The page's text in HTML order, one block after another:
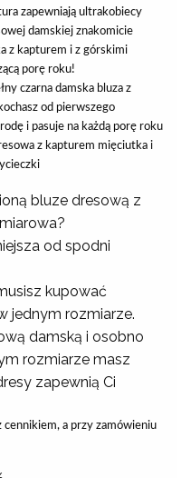
zapewniają ultrakobiecy
damskiej znakomicie
z kapturem i z górskimi
porę roku!
czarna damska bluza z
od pierwszego
i pasuje na każdą porę roku
z kapturem mięciutka i
bluze dresową z
od spodni
kupować
jednym rozmiarze.
damską i osobno
rozmiarze masz
zapewnią Ci
cennikiem, a przy zamówieniu